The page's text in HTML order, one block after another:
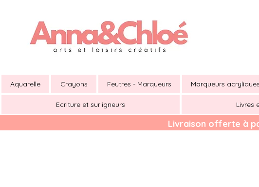
Aquarelle Crayons Feutres - Marqueurs Marqueurs acryliques
Ecriture et surligneurs Livres
Livraison offerte à